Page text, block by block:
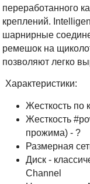
переработанного
креплений.
шарнирные
ремешок на
позволяют легко
Характеристики:
Жесткость по
Жесткость
прожима) - ?
Размерная
Диск -
Channel